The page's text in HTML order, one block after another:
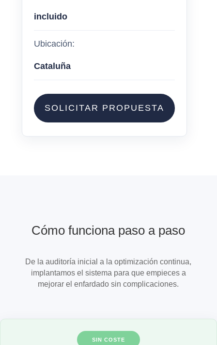
incluido
Ubicación:
Cataluña
SOLICITAR PROPUESTA
Cómo funciona paso a paso
De la auditoría inicial a la optimización continua,
implantamos el sistema para que empieces a
mejorar el enfardado sin complicaciones.
SIN COSTE